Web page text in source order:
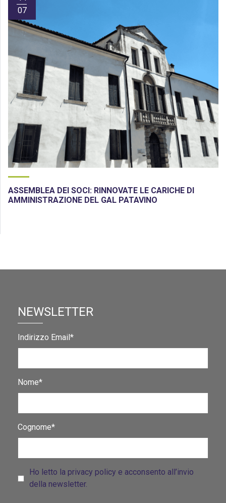
07
ASSEMBLEA DEI SOCI: RINNOVATE LE CARICHE DI
AMMINISTRAZIONE DEL GAL PATAVINO
NEWSLETTER
Indirizzo Email*
Nome*
Cognome*
Ho letto la privacy policy e acconsento all’invio
della newsletter.